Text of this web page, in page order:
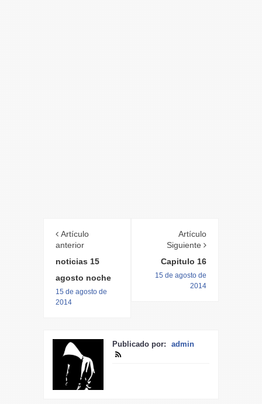
Artículo
anterior
noticias 15
agosto noche
15 de agosto de
2014
Artículo
Siguiente
Capitulo 16
15 de agosto de
2014
Publicado por: admin